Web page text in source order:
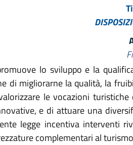
lo sviluppo e la
di migliorarne la qualità, la
le vocazioni
e di attuare una
legge incentiva interventi
complementari al